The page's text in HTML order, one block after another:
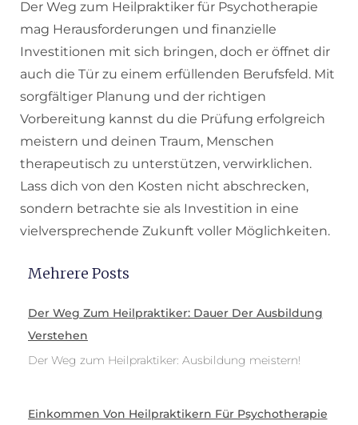
Der Weg zum Heilpraktiker für Psychotherapie
mag Herausforderungen und finanzielle
Investitionen mit sich bringen, doch er öffnet dir
auch die Tür zu einem erfüllenden Berufsfeld. Mit
sorgfältiger Planung und der richtigen
Vorbereitung kannst du die Prüfung erfolgreich
meistern und deinen Traum, Menschen
therapeutisch zu unterstützen, verwirklichen.
Lass dich von den Kosten nicht abschrecken,
sondern betrachte sie als Investition in eine
vielversprechende Zukunft voller Möglichkeiten.
Mehrere Posts
Der Weg Zum Heilpraktiker: Dauer Der Ausbildung
Verstehen
Der Weg zum Heilpraktiker: Ausbildung meistern!
Einkommen Von Heilpraktikern Für Psychotherapie